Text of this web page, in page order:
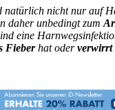
natürlich nicht nur auf
daher unbedingt zum
eine
Fieberhat oderverwirrt